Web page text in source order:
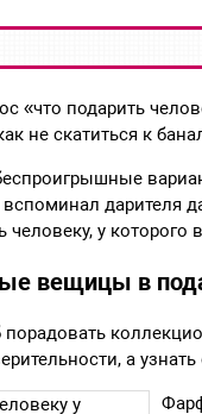
«что подарить
не скатиться к
дарителя
человеку, у
вещицы в
а